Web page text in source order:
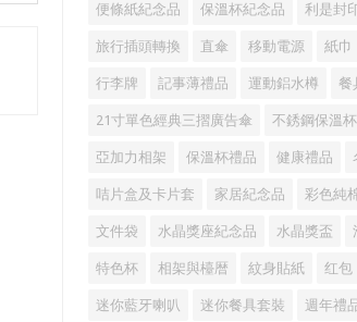
便條紙紀念品 保溫杯紀念品 利是封
旅行插頭轉換 直傘 移動電源 紙巾
行李牌 記事薄禮品 運動鋁水樽 餐
21寸單色經典三摺廣告傘 不銹鋼保溫
亞加力相架 保溫杯禮品 健康禮品
咭片盒及卡片套 家居紀念品 彩色純
文件袋 水晶獎座紀念品 水晶獎盃
特色杯 相架與檯暦 紋身貼紙 红包
迷你藍牙喇叭 迷你餐具套裝 週年禮